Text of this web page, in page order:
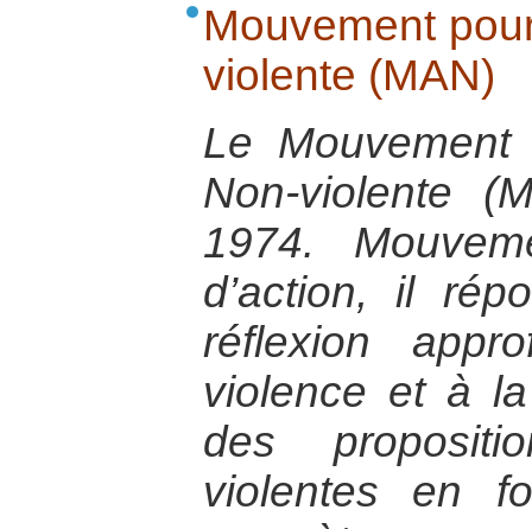
Mouvement
violente (MAN)
Le
Non-violente
1974.
d’action, il
réflexion
violence et à la
des
violentes en